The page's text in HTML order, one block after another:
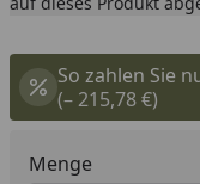
So zahlen Sie
(– 215,78 €)
Menge